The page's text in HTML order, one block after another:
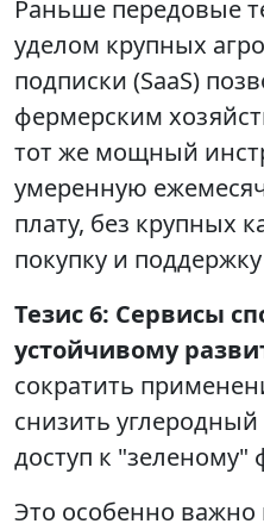
Раньше передовые
уделом крупных
подписки (SaaS)
фермерским
тот же мощный
умеренную
плату, без крупных
покупку и
Тезис 6: Сервисы
устойчивому
сократить
снизить
доступ к
Это особенно важно